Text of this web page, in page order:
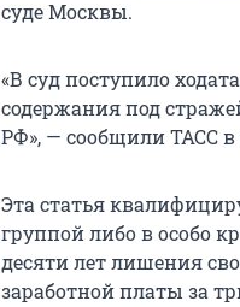
суде Москвы.
«В суд поступило
содержания под
РФ», — сообщили ТАСС в
Эта статья
группой либо в особо
десяти лет лишения
заработной платы за